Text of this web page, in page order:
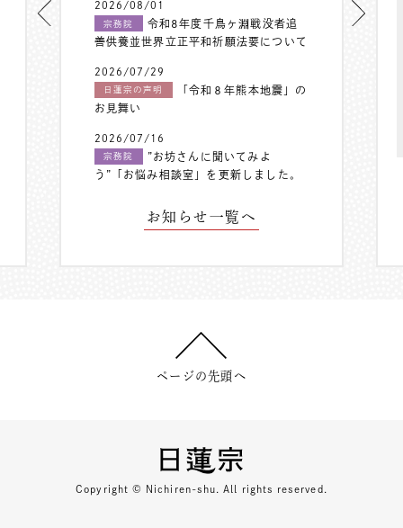
2026/08/01
宗務院
令和8年度千鳥ヶ淵戦没者追
善供養並世界立正平和祈願法要について
2026/07/29
日蓮宗の声明
「令和８年熊本地震」の
お見舞い
2026/07/16
宗務院
”お坊さんに聞いてみよ
う”「お悩み相談室」を更新しました。
お知らせ一覧へ
ページの先頭へ
Copyright © Nichiren-shu. All rights reserved.